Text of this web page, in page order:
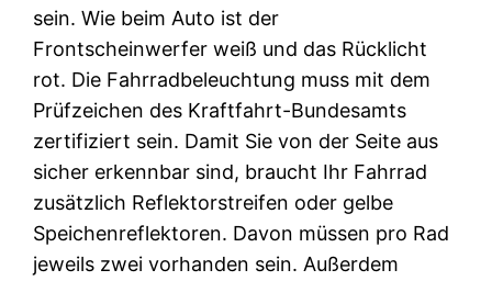
sein. Wie beim Auto ist der
Frontscheinwerfer weiß und das Rücklicht
rot. Die Fahrradbeleuchtung muss mit dem
Prüfzeichen des Kraftfahrt-Bundesamts
zertifiziert sein. Damit Sie von der Seite aus
sicher erkennbar sind, braucht Ihr Fahrrad
zusätzlich Reflektorstreifen oder gelbe
Speichenreflektoren. Davon müssen pro Rad
jeweils zwei vorhanden sein. Außerdem